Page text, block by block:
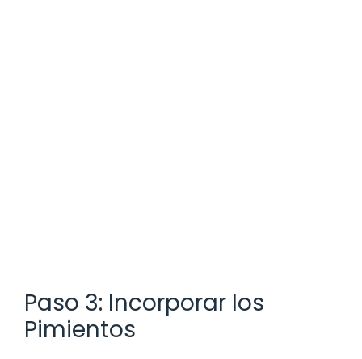
Paso 3: Incorporar los
Pimientos